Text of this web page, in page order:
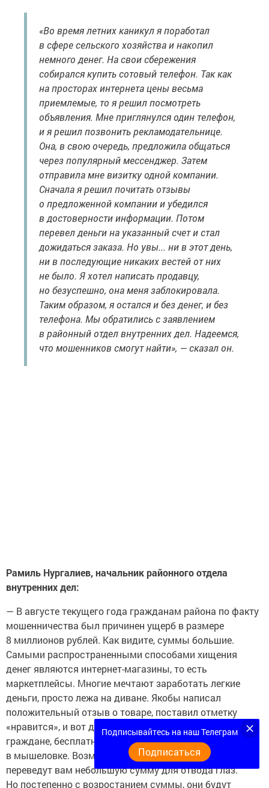
«Во время летних каникул я поработал
в сфере сельского хозяйства и накопил
немного денег. На свои сбережения
собирался купить сотовый телефон. Так как
на просторах интернета цены весьма
приемлемые, то я решил посмотреть
объявления. Мне приглянулся один телефон,
и я решил позвонить рекламодательнице.
Она, в свою очередь, предложила общаться
через популярный мессенджер. Затем
отправила мне визитку одной компании.
Сначала я решил почитать отзывы
о предложенной компании и убедился
в достоверности информации. Потом
перевел деньги на указанный счет и стал
дожидаться заказа. Но увы... ни в этот день,
ни в последующие никаких вестей от них
не было. Я хотел написать продавцу,
но безуспешно, она меня заблокировала.
Таким образом, я остался и без денег, и без
телефона. Мы обратились с заявлением
в районный отдел внутренних дел. Надеемся,
что мошенников смогут найти», — сказал он.
Рамиль Нургалиев, начальник районного отдела
внутренних дел:
— В августе текущего года гражданам района по факту
мошенничества был причинен ущерб в размере
8 миллионов рублей. Как видите, суммы большие.
Самыми распространенными способами хищения
денег являются интернет-магазины, то есть
маркетплейсы. Многие мечтают заработать легкие
деньги, просто лежа на диване. Якобы написал
положительный отзыв о товаре, поставил отметку
«нравится», и вот деньги у тебя на счету. Уважаемые
граждане, бесплатный сыр бывает только
в мышеловке. Возможно, в первые два дня они
переведут вам небольшую сумму для отвода глаз.
Но постепенно с возростанием суммы, они будут
Подписывайтесь на наш Телеграм
Подписаться